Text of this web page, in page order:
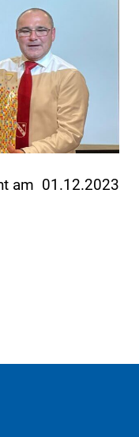
am 01.12.2023